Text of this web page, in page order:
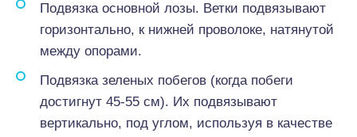
Подвязка основной лозы. Ветки подвязывают
горизонтально, к нижней проволоке, натянутой
между опорами.
Подвязка зеленых побегов (когда побеги
достигнут 45-55 см). Их подвязывают
вертикально, под углом, используя в качестве